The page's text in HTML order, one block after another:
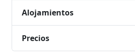
Alojamientos
Precios